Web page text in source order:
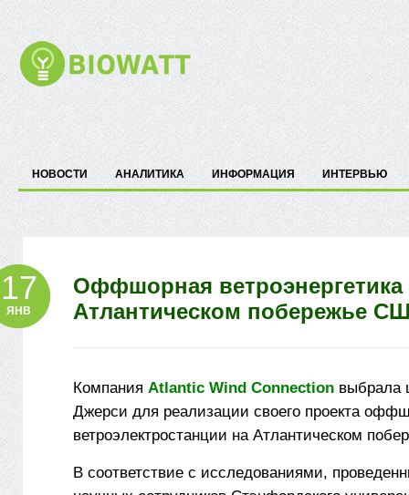
НОВОСТИ АНАЛИТИКА ИНФОРМАЦИЯ ИНТЕРВЬЮ
Оффшорная ветроэнергетика
Атлантическом побережье
17
ЯНВ
Компания Atlantic Wind Connection выбрала
Джерси для реализации своего проекта
ветроэлектростанции на Атлантическом
В соответствие с исследованиями,